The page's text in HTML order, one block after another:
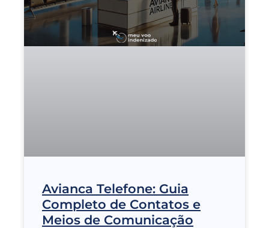
Avianca Telefone: Guia
Completo de Contatos e
Meios de Comunicação